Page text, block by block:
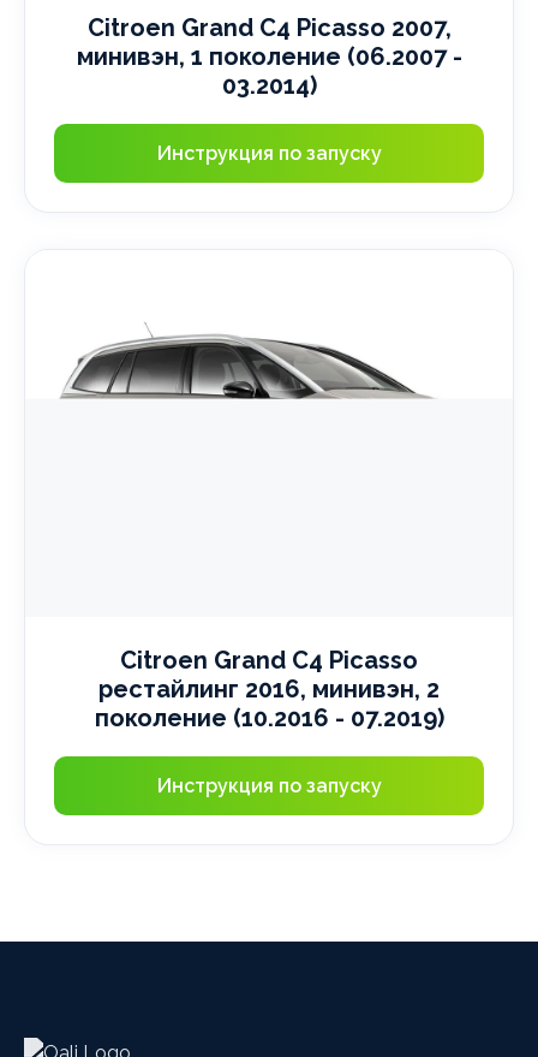
Citroen Grand C4 Picasso 2007,
минивэн, 1 поколение (06.2007 -
03.2014)
Инструкция по запуску
Citroen Grand C4 Picasso
рестайлинг 2016, минивэн, 2
поколение (10.2016 - 07.2019)
Инструкция по запуску